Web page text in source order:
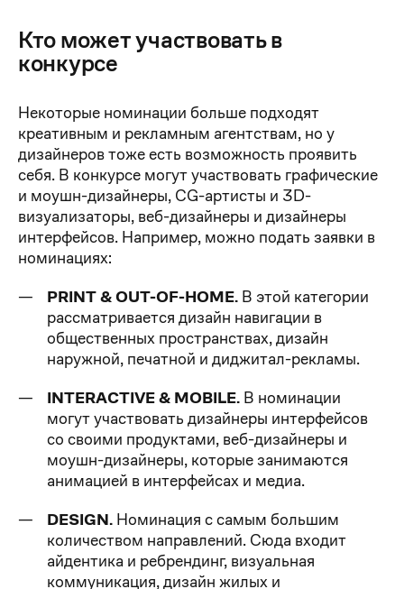
Кто может участвовать в
конкурсе
Некоторые номинации больше подходят
креативным и рекламным агентствам, но у
дизайнеров тоже есть возможность проявить
себя. В конкурсе могут участвовать графические
и моушн-дизайнеры, CG-артисты и 3D-
визуализаторы, веб-дизайнеры и дизайнеры
интерфейсов. Например, можно подать заявки в
номинациях:
PRINT & OUT-OF-HOME. В этой категории
рассматривается дизайн навигации в
общественных пространствах, дизайн
наружной, печатной и диджитал-рекламы.
INTERACTIVE & MOBILE. В номинации
могут участвовать дизайнеры интерфейсов
со своими продуктами, веб-дизайнеры и
моушн-дизайнеры, которые занимаются
анимацией в интерфейсах и медиа.
DESIGN. Номинация с самым большим
количеством направлений. Сюда входит
айдентика и ребрендинг, визуальная
коммуникация, дизайн жилых и